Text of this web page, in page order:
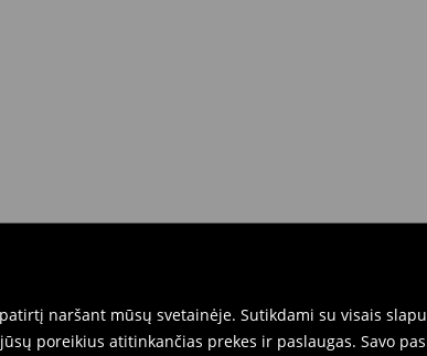
naršant mūsų svetainėje. Sutikdami su visais
poreikius atitinkančias prekes ir paslaugas. Savo